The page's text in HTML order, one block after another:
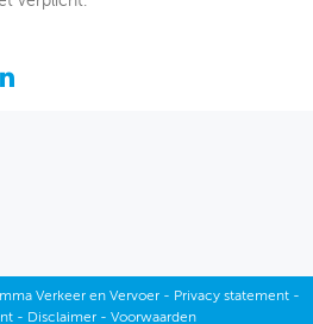
Verkeer en Vervoer - Privacy statement -
- Disclaimer- Voorwaarden